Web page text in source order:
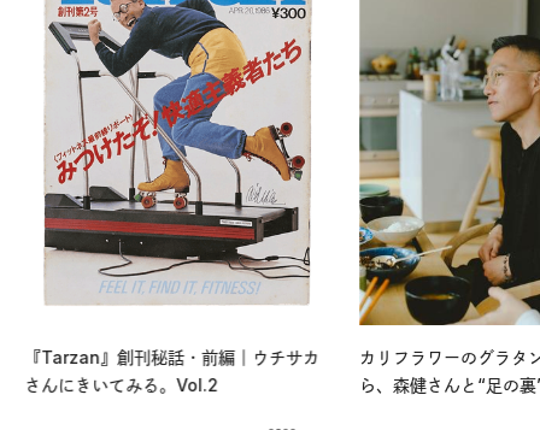
『Tarzan』創刊秘話・前編｜ウチサカ
さんにきいてみる。Vol.2
カリフラワーのグラタ
ら、森健さんと“足の